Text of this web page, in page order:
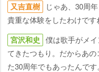
又吉直樹
じゃあ、30周
貴重な体験をしたわけです
宮沢和史 僕は歌手がメ
てきたつもり。だからあ
た30周年でもあったんで